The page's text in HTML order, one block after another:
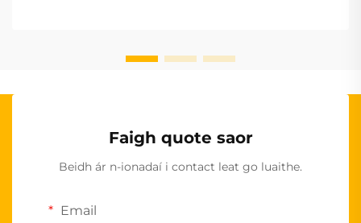
Faigh quote saor
Beidh ár n-ionadaí i contact leat go luaithe.
Email